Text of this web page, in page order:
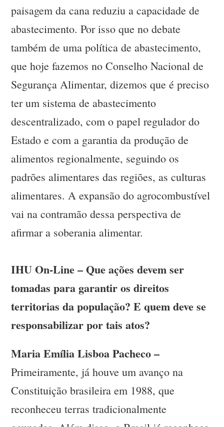
paisagem da cana reduziu a capacidade de
abastecimento. Por isso que no debate
também de uma política de abastecimento,
que hoje fazemos no Conselho Nacional de
Segurança Alimentar, dizemos que é preciso
ter um sistema de abastecimento
descentralizado, com o papel regulador do
Estado e com a garantia da produção de
alimentos regionalmente, seguindo os
padrões alimentares das regiões, as culturas
alimentares. A expansão do agrocombustível
vai na contramão dessa perspectiva de
afirmar a soberania alimentar.
IHU On-Line – Que ações devem ser
tomadas para garantir os direitos
territorias da população? E quem deve se
responsabilizar por tais atos?
Maria Emília Lisboa Pacheco –
Primeiramente, já houve um avanço na
Constituição brasileira em 1988, que
reconheceu terras tradicionalmente